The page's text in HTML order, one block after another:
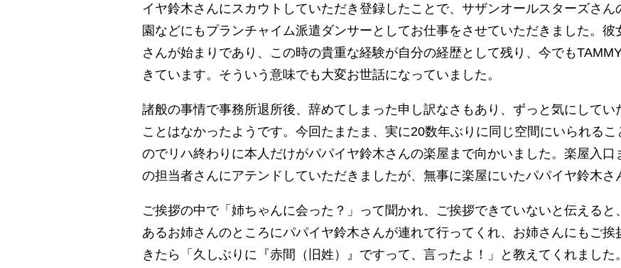
イヤ鈴木さんにスカウトしていただき登録したことで、サザンオールスターズさ
園などにもプランチャイム派遣ダンサーとしてお仕事をさせていただきました。
さんが始まりであり、この時の貴重な経験が自分の経歴として残り、今でも
きています。そういう意味でも大変お世話になっていました。
諸般の事情で事務所退所後、辞めてしまった申し訳なさもあり、ずっと気にして
ことはなかったようです。今回たまたま、実に20数年ぶりに同じ空間にいられる
のでリハ終わりに本人だけがパパイヤ鈴木さんの楽屋まで向かいました。楽屋入口
の担当者さんにアテンドしていただきましたが、無事に楽屋にいたパパイヤ鈴木さ
ご挨拶の中で「姉ちゃんに会った？」って聞かれ、ご挨拶できていないと伝える
あるお姉さんのところにパパイヤ鈴木さんが連れて行ってくれ、お姉さんにもご
きたら「久しぶりに『赤間（旧姓）』ですって、言ったよ！」と教えてくれまし